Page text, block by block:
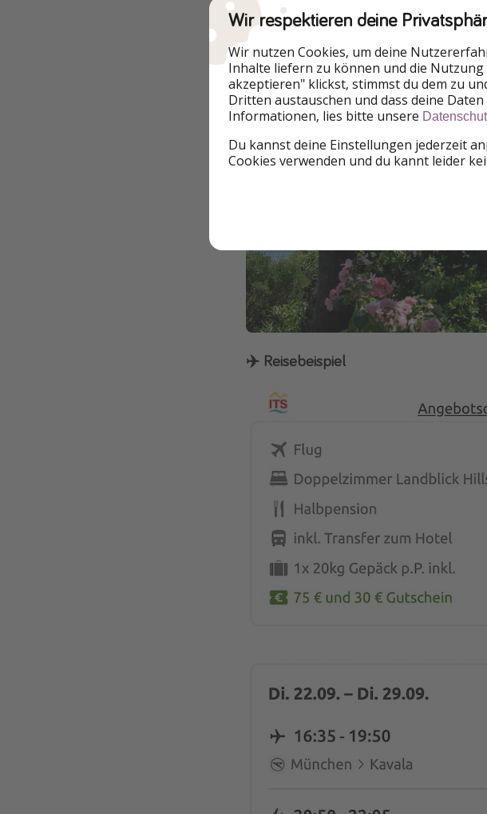
✈️ Reisebeispiel
Wir respektieren deine
Wir nutzen Cookies, um deine
Inhalte liefern zu können und die
akzeptieren" klickst, stimmst du dem zu
Dritten austauschen und dass deine
Informationen, lies bitte unsere
Du kannst deine Einstellungen jederzeit
Cookies verwenden und du kannt leider